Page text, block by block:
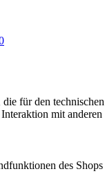
für den
mit
des